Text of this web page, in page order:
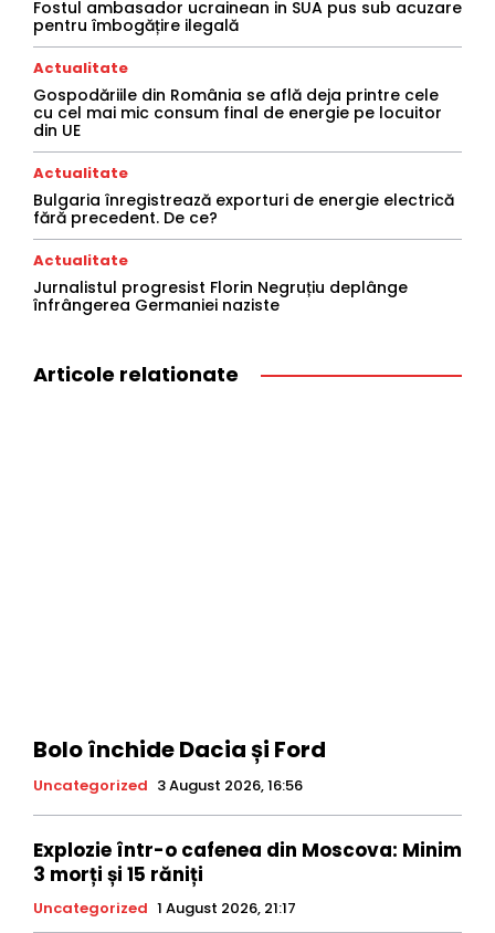
Fostul ambasador ucrainean in SUA pus sub acuzare
pentru îmbogățire ilegală
Actualitate
Gospodăriile din România se află deja printre cele
cu cel mai mic consum final de energie pe locuitor
din UE
Actualitate
Bulgaria înregistrează exporturi de energie electrică
fără precedent. De ce?
Actualitate
Jurnalistul progresist Florin Negruțiu deplânge
înfrângerea Germaniei naziste
Articole relationate
Bolo închide Dacia și Ford
Uncategorized 3 August 2026, 16:56
Explozie într-o cafenea din Moscova: Minim
3 morți și 15 răniți
Uncategorized 1 August 2026, 21:17